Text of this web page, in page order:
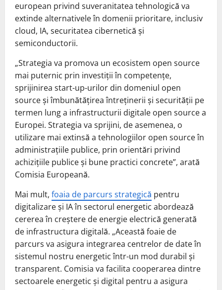
european privind suveranitatea tehnologică va
extinde alternativele în domenii prioritare, inclusiv
cloud, IA, securitatea cibernetică și
semiconductorii.
„Strategia va promova un ecosistem open source
mai puternic prin investiții în competențe,
sprijinirea start-up-urilor din domeniul open
source și îmbunătățirea întreținerii și securității pe
termen lung a infrastructurii digitale open source a
Europei. Strategia va sprijini, de asemenea, o
utilizare mai extinsă a tehnologiilor open source în
administrațiile publice, prin orientări privind
achizițiile publice și bune practici concrete”, arată
Comisia Europeană.
Mai mult, foaia de parcurs strategică pentru
digitalizare și IA în sectorul energetic abordează
cererea în creștere de energie electrică generată
de infrastructura digitală. „Această foaie de
parcurs va asigura integrarea centrelor de date în
sistemul nostru energetic într-un mod durabil și
transparent. Comisia va facilita cooperarea dintre
sectoarele energetic și digital pentru a asigura